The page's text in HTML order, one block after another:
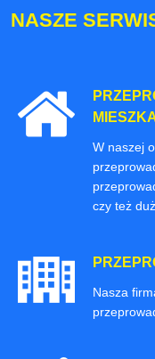
NASZE
W naszej
czy też
Nasza